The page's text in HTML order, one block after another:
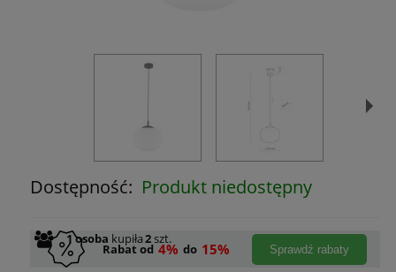
Dostępność: Produkt niedostępny
1osoba kupiła2szt.
Rabat od 4% do 15% Sprawdź rabaty